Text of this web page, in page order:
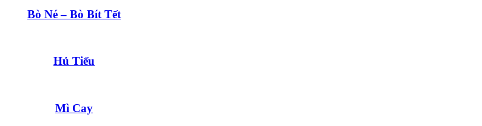
Bò Né – Bò Bít Tết
Hủ Tiếu
Mì Cay